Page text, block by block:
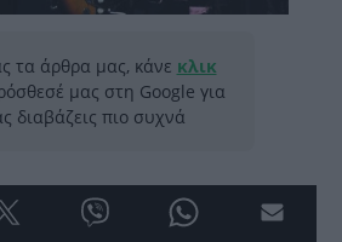
τα άρθρα μας, κάνε κλικ
μας στη Google για
διαβάζεις πιο συχνά